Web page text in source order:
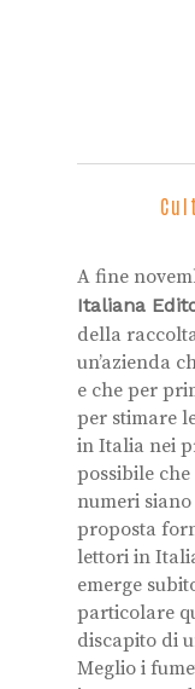
A fine
Italiana
della
un’azienda
e che per
per stimare
in Italia nei
possibile
numeri
proposta
lettori in
emerge
particolare
discapito di
Meglio i